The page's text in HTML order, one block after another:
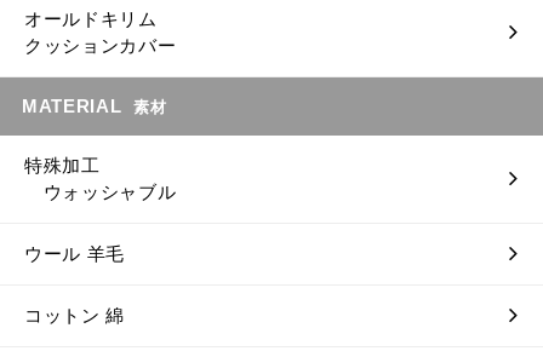
オールドキリム
クッションカバー
MATERIAL 素材
特殊加工
ウォッシャブル
ウール 羊毛
コットン 綿